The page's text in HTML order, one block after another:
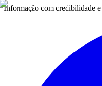
Informação com credibilidade